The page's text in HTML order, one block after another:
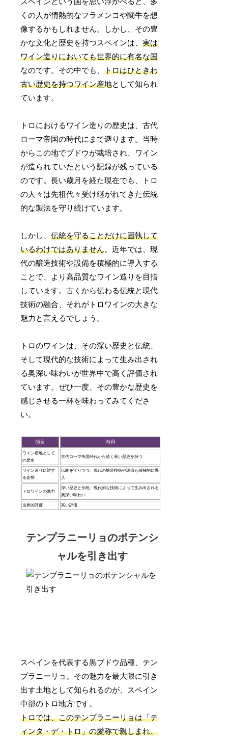
くの人が情熱的なフラメンコや闘牛を想
像するかもしれません。しかし、その豊
かな文化と歴史を持つスペインは、実は
ワイン造りにおいても世界的に有名な国
なのです。その中でも、トロはひときわ
古い歴史を持つワイン産地として知られ
ています。
トロにおけるワイン造りの歴史は、古代
ローマ帝国の時代にまで遡ります。当時
からこの地でブドウが栽培され、ワイン
が造られていたという記録が残っている
のです。長い歳月を経た現在でも、トロ
の人々は先祖代々受け継がれてきた伝統
的な製法を守り続けています。
しかし、伝統を守ることだけに固執して
いるわけではありません。近年では、現
代の醸造技術や設備を積極的に導入する
ことで、より高品質なワイン造りを目指
しています。古くから伝わる伝統と現代
技術の融合、それがトロワインの大きな
魅力と言えるでしょう。
トロのワインは、その深い歴史と伝統、
そして現代的な技術によって生み出され
る奥深い味わいが世界中で高く評価され
ています。ぜひ一度、その豊かな歴史を
感じさせる一杯を味わってみてくださ
い。
項目 内容
ワイン産地として
の歴史
古代ローマ帝国時代から続く長い歴史を持つ
ワイン造りに対す
る姿勢
伝統を守りつつ、現代の醸造技術や設備も積極的に導
入
トロワインの魅力
深い歴史と伝統、現代的な技術によって生み出される
奥深い味わい
世界的評価 高い評価
テンプラニーリョのポテンシ
ャルを引き出す
スペインを代表する黒ブドウ品種、テン
プラニーリョ。その魅力を最大限に引き
出す土地として知られるのが、スペイン
中部のトロ地方です。
トロでは、このテンプラニーリョは「テ
ィンタ・デ・トロ」の愛称で親しまれ、